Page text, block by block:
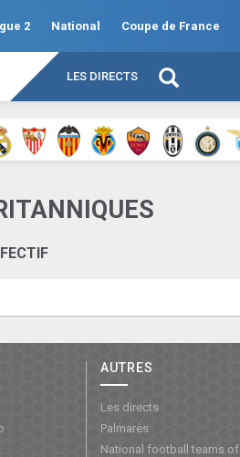
2 National Coupe de France
LES DIRECTS
AUTRES
Les directs
Palmarès
National football teams of